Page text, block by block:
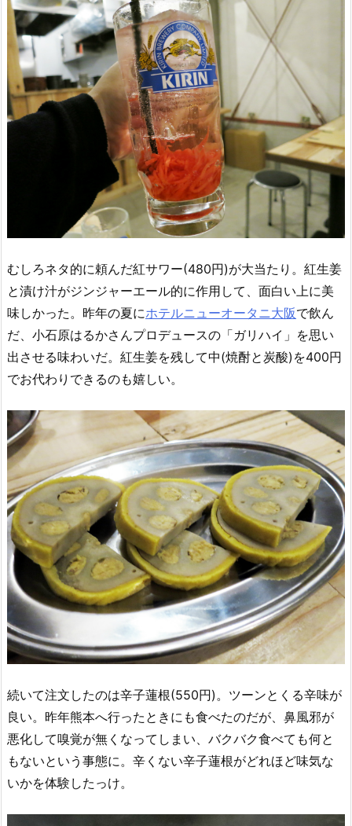
むしろネタ的に頼んだ紅サワー(480円)が大当たり。紅生姜
と漬け汁がジンジャーエール的に作用して、面白い上に美
味しかった。昨年の夏にホテルニューオータニ大阪で飲ん
だ、小石原はるかさんプロデュースの「ガリハイ」を思い
出させる味わいだ。紅生姜を残して中(焼酎と炭酸)を400円
でお代わりできるのも嬉しい。
続いて注文したのは辛子蓮根(550円)。ツーンとくる辛味が
良い。昨年熊本へ行ったときにも食べたのだが、鼻風邪が
悪化して嗅覚が無くなってしまい、バクバク食べても何と
もないという事態に。辛くない辛子蓮根がどれほど味気な
いかを体験したっけ。